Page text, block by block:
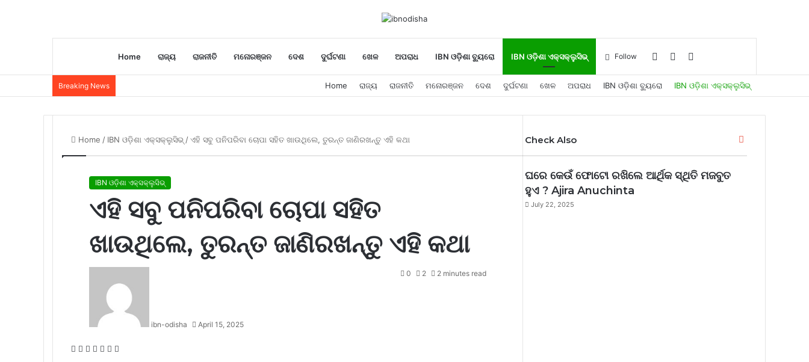
Home ରାଜ୍ୟ ରାଜନୀତି ମନୋରଞ୍ଜନ ଦେଶ ଦୁର୍ଘଟଣା ଖେଳ ଅପରାଧ IBN ଓଡ଼ିଶା ବ୍ୟୁରୋ IBN ଓଡ଼ିଶା ଏକ୍ସକ୍ଲୁସିଭ୍
for
Sidebar
Log
In
Follow
Breaking News Home ରାଜ୍ୟ ରାଜନୀତି ମନୋରଞ୍ଜନ ଦେଶ ଦୁର୍ଘଟଣା ଖେଳ ଅପରାଧ IBN ଓଡ଼ିଶା ବ୍ୟୁରୋ IBN ଓଡ଼ିଶା ଏକ୍ସକ୍ଲୁସିଭ୍
Home / IBN ଓଡ଼ିଶା ଏକ୍ସକ୍ଲୁସିଭ୍ /ଏହି ସବୁ ପନିପରିବା ଚୋପା ସହିତ ଖାଉଥିଲେ, ତୁରନ୍ତ ଜାଣିରଖନ୍ତୁ ଏହି କଥା
IBN ଓଡ଼ିଶା ଏକ୍ସକ୍ଲୁସିଭ୍
ଏହି ସବୁ ପନିପରିବା ଚୋପା ସହିତ
ଖାଉଥିଲେ, ତୁରନ୍ତ ଜାଣିରଖନ୍ତୁ ଏହି କଥା
ibn-odisha April 15, 2025
0 2 2 minutes read
Facebook
Twitter
LinkedIn
Tumblr
Pinterest
Reddit
Check Also Close
ଘରେ କେଉଁ ଫୋଟୋ ରଖିଲେ ଆର୍ଥିକ ସ୍ଥିତି ମଜବୁତ
ହୁଏ ? Ajira Anuchinta
July 22, 2025